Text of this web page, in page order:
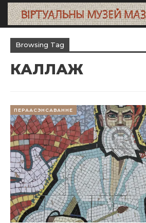
Browsing Tag
КАЛЛАЖ
ПЕРААСЭНСАВАННЕ